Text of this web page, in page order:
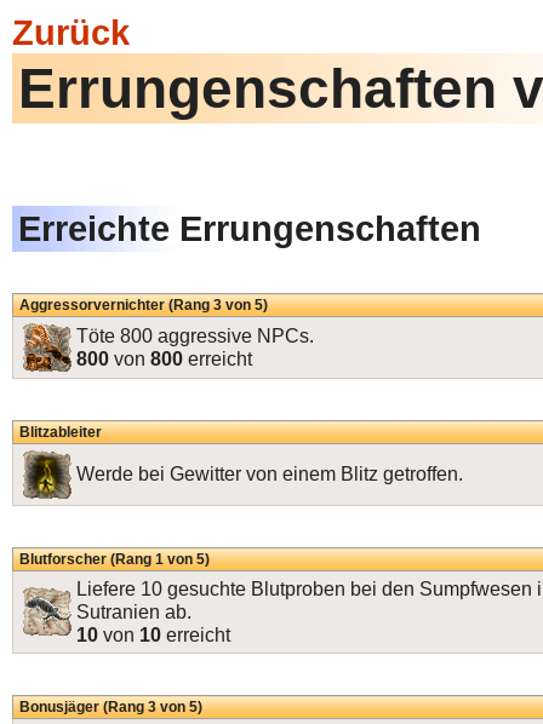
Zurück
Errungenschaften
Erreichte Errungenschaften
Aggressorvernichter (Rang 3 von 5)
Töte 800 aggressive NPCs.
800 von 800 erreicht
Blitzableiter
Werde bei Gewitter von einem Blitz getroffen.
Blutforscher (Rang 1 von 5)
Liefere 10 gesuchte Blutproben bei den Sumpfwesen
Sutranien ab.
10 von 10 erreicht
Bonusjäger (Rang 3 von 5)